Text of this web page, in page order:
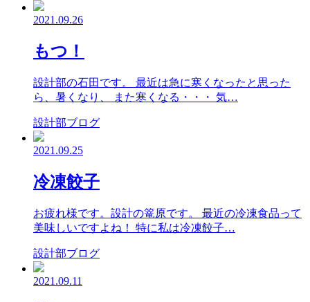
2021.09.26
もつ！
設計部の石田です。 最近は急に寒くなったと思った
ら、暑くなり、 また寒くなる・・・ 気…
設計部ブログ
2021.09.25
冷凍餃子
お疲れ様です。設計の篭原です。 最近の冷凍食品って
美味しいですよね！ 特に私は冷凍餃子…
設計部ブログ
2021.09.11